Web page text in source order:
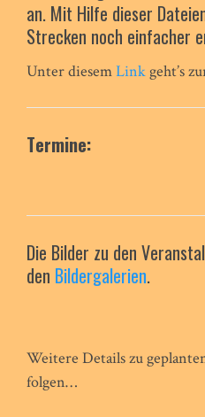
an. Mit Hilfe dieser
Strecken noch einfacher
Unter diesemLink geht’s
Termine:
Die Bilder zu den
den Bildergalerien.
Weitere Details zu
folgen…